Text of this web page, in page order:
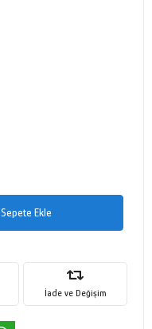
Sepete Ekle
İade ve Değişim